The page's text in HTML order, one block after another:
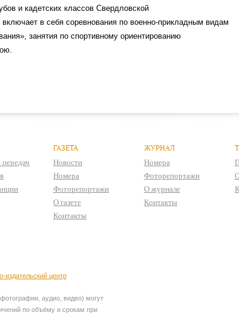
и кадетских классов Свердловской
в себя соревнования по военно-прикладным видам
занятия по спортивному ориентированию
ГАЗЕТА
Новости
Номера
Фоторепортажи
О газете
Контакты
ЖУРНАЛ
Номера
Фоторепортажи
О журнале
Контакты
издательский центр
аудио, видео) могут
по объёму и срокам при